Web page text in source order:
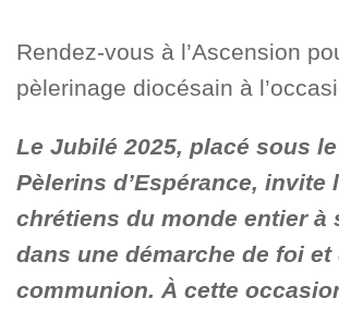
Rendez-vous à l’Ascension
pèlerinage diocésain à
Le Jubilé 2025, placé sous
Pèlerins d’Espérance, invite
chrétiens du monde entier à
dans une démarche de foi et
communion. À cette